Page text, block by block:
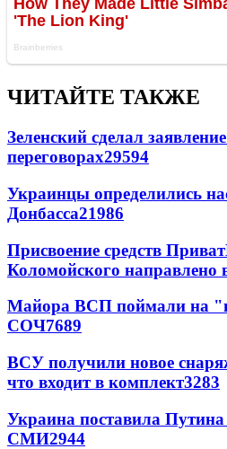
ЧИТАЙТЕ ТАКЖЕ
Зеленский сделал
переговорах29594
Украинцы определились
Донбасса21986
Присвоение средств
Коломойского направлено
Майора ВСП поймали на
СОЧ7689
ВСУ получили новое
что входит в комплект3283
Украина поставила
СМИ2944